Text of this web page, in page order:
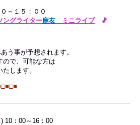
～１５：００
ングライター麻友 ミニライブ🎵
う事が予想されます。
ので、可能な方は
します。
■□■
) 10：00～16：00